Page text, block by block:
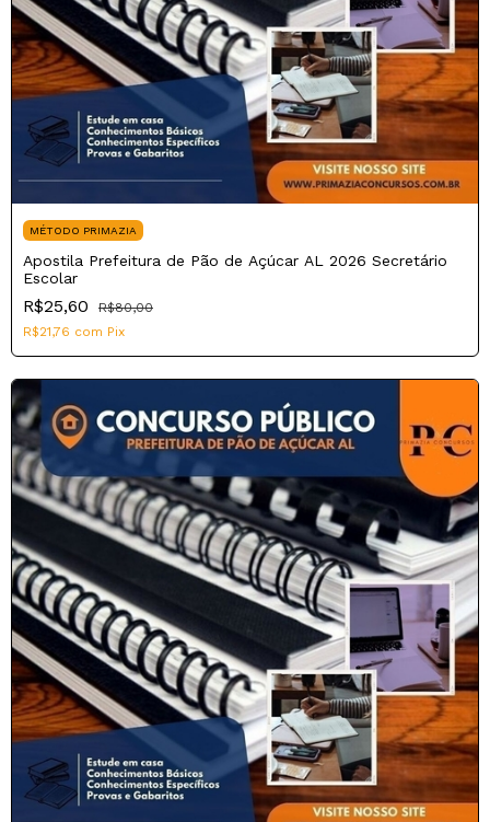
MÉTODO PRIMAZIA
Apostila Prefeitura de Pão de Açúcar AL 2026 Secretário
Escolar
R$25,60
R$80,00
R$21,76 com Pix